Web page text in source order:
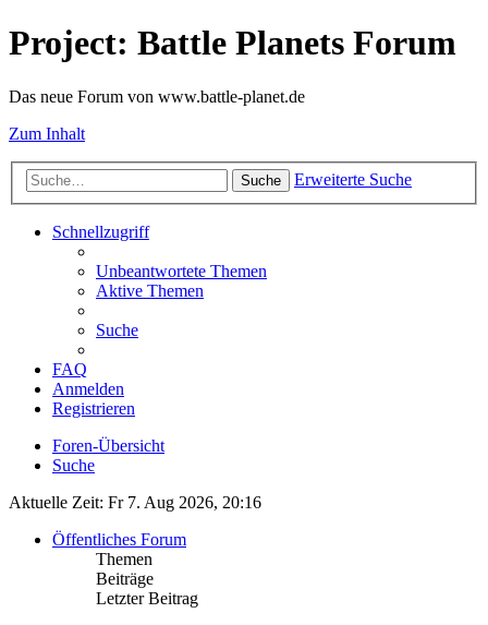
Project: Battle Planets Forum
Das neue Forum von www.battle-planet.de
Zum Inhalt
Suche Erweiterte Suche
Schnellzugriff
Unbeantwortete Themen
Aktive Themen
Suche
FAQ
Anmelden
Registrieren
Foren-Übersicht
Suche
Aktuelle Zeit: Fr 7. Aug 2026, 20:16
Öffentliches Forum
Themen
Beiträge
Letzter Beitrag